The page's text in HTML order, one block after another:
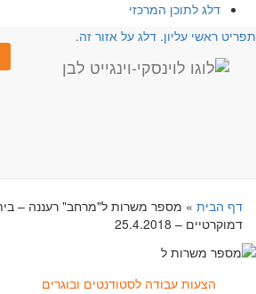
דלג לתוכן המרכזי
ראשי עליון. דלג על אזור זה.
דף הבית» מספר משרות ל"מרחב" רעננה – בית
דמוקרטיים – 25.4.2018
הצעות עבודה לסטודנטים ובוגרים